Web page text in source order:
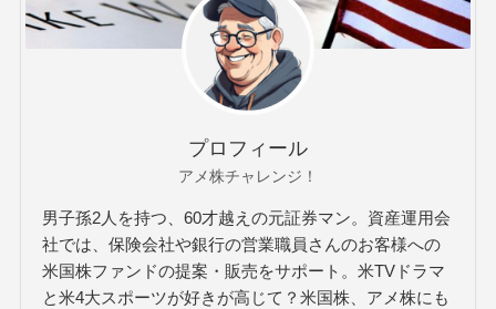
プロフィール
アメ株チャレンジ！
男子孫2人を持つ、60才越えの元証券マン。資産運用会
社では、保険会社や銀行の営業職員さんのお客様への
米国株ファンドの提案・販売をサポート。米TVドラマ
と米4大スポーツが好きが高じて？米国株、アメ株にも